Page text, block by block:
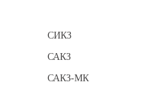
СИКЗ
САКЗ
САКЗ-МК